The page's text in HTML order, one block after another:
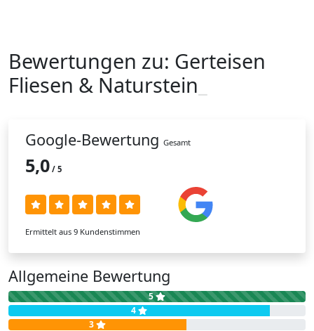
Bewertungen zu: Gerteisen
Fliesen & Naturstein
Google-Bewertung Gesamt
5,0 / 5
Ermittelt aus 9 Kundenstimmen
Allgemeine Bewertung
5
4
3